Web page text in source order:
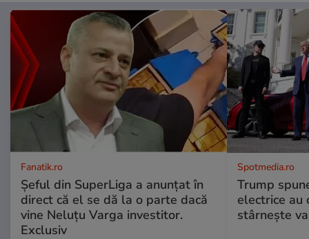
Fanatik.ro
Șeful din SuperLiga a anunțat în
direct că el se dă la o parte dacă
vine Neluțu Varga investitor.
Exclusiv
Spotmedia.ro
Trump
electrice au
stârnește